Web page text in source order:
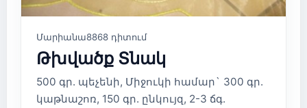
Մարիանա8868 դիտում
Թխվածք Տնակ
500 գր. պեչենի, Միջուկի համար` 300 գր.
կաթնաշոռ, 150 գր. ընկույզ, 2-3 ճգ.